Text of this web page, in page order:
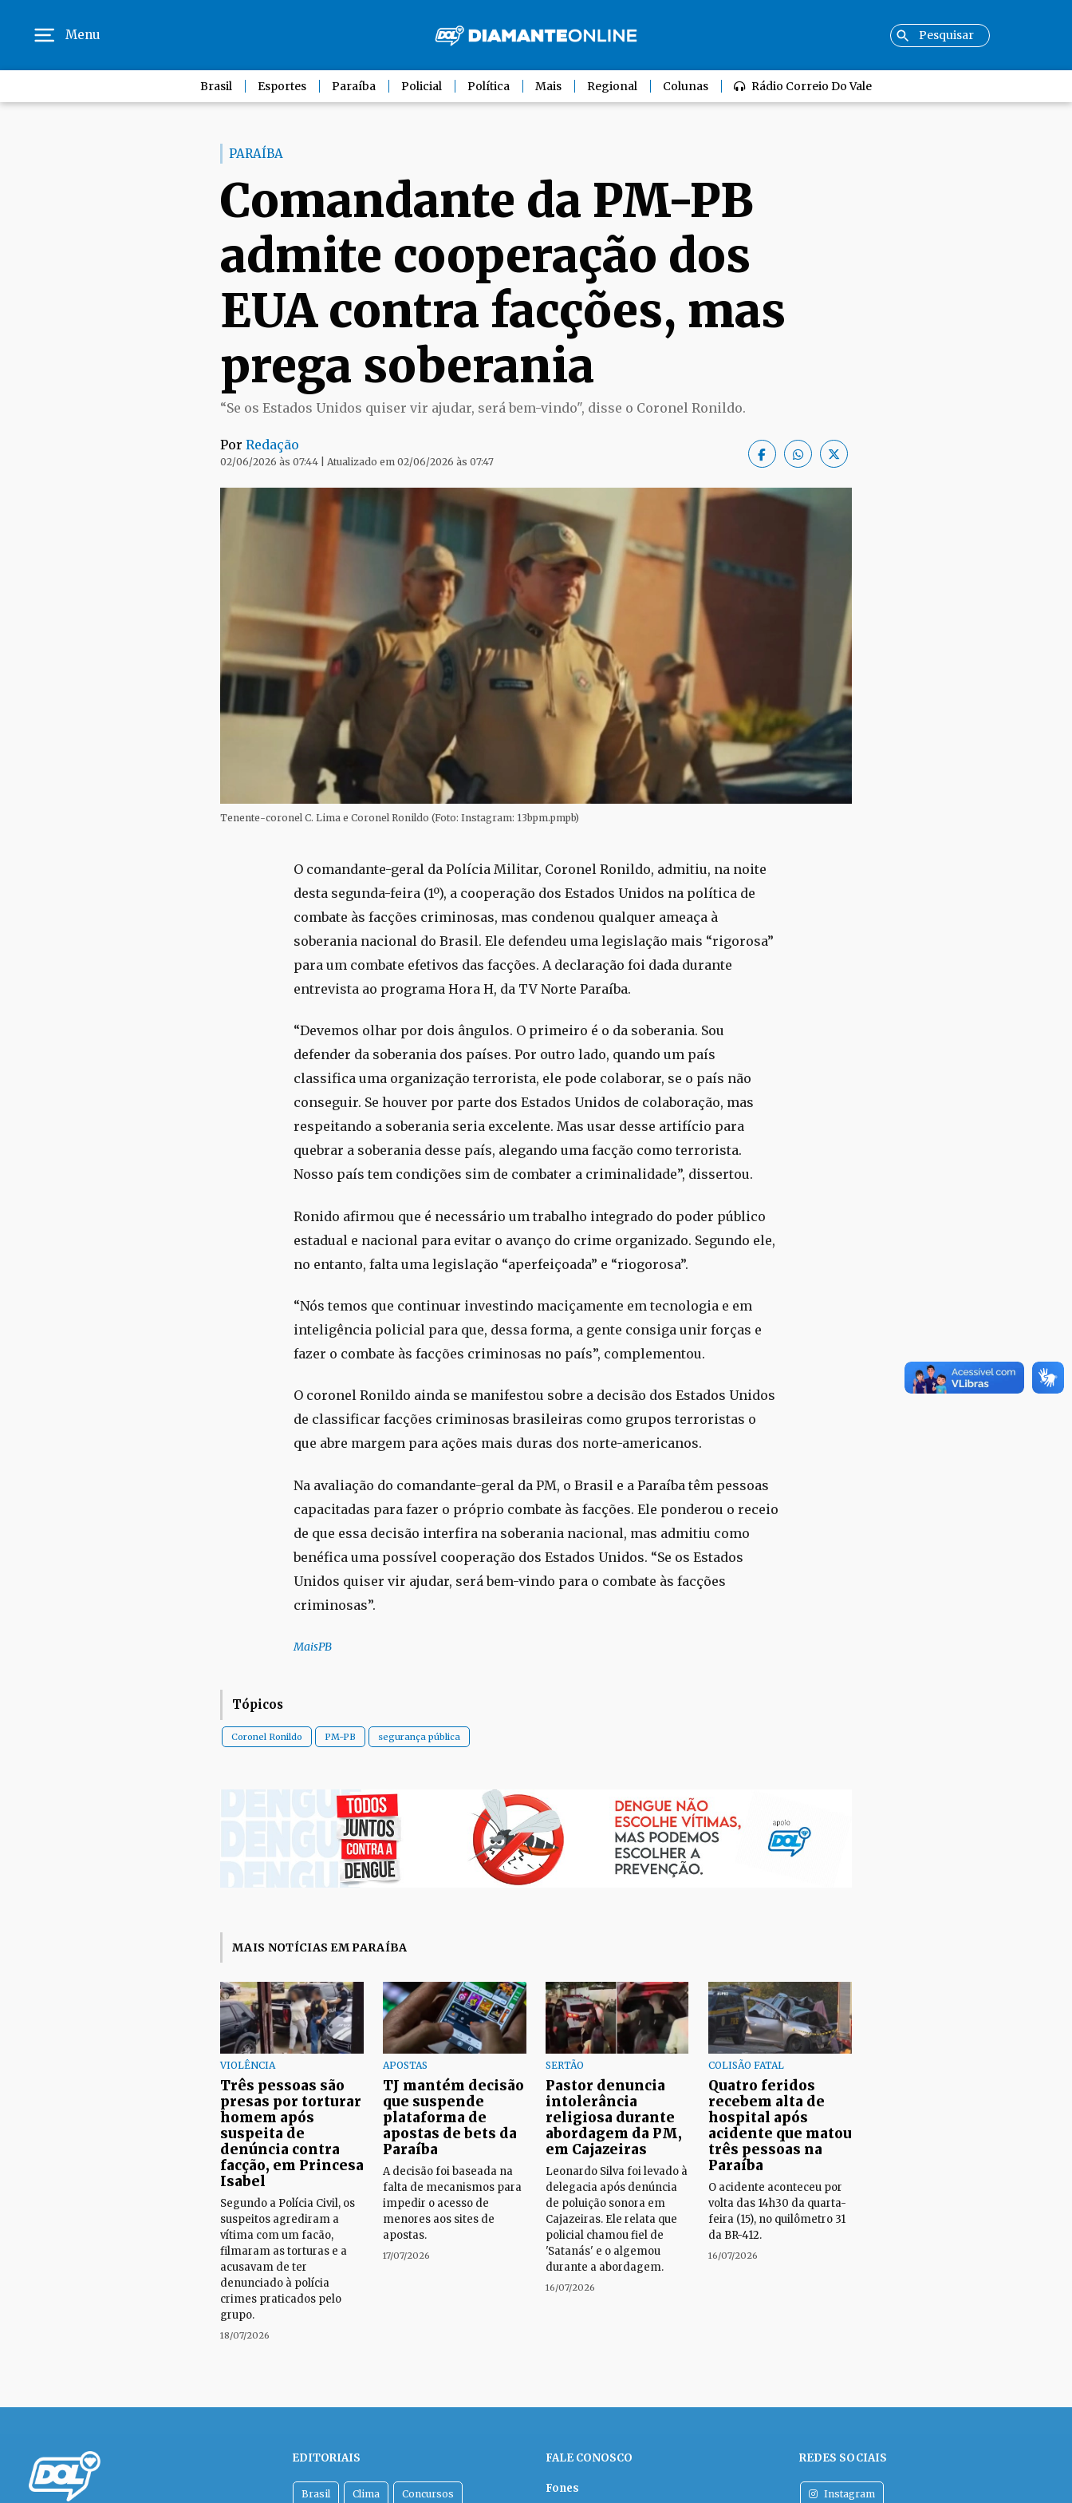
Menu
Brasil Esportes Paraíba Policial Política Mais Regional Colunas Rádio Correio Do Vale
PARAÍBA
Comandante da PM-PB
admite cooperação dos
EUA contra facções, mas
prega soberania
“Se os Estados Unidos quiser vir ajudar, será bem-vindo", disse o Coronel Ronildo.
Por Redação
02/06/2026 às 07:44 | Atualizado em 02/06/2026 às 07:47
Tenente-coronel C. Lima e Coronel Ronildo (Foto: Instagram: 13bpm.pmpb)
O comandante-geral da Polícia Militar, Coronel Ronildo, admitiu, na noite
desta segunda-feira (1º), a cooperação dos Estados Unidos na política de
combate às facções criminosas, mas condenou qualquer ameaça à
soberania nacional do Brasil. Ele defendeu uma legislação mais “rigorosa”
para um combate efetivos das facções. A declaração foi dada durante
entrevista ao programa Hora H, da TV Norte Paraíba.
“Devemos olhar por dois ângulos. O primeiro é o da soberania. Sou
defender da soberania dos países. Por outro lado, quando um país
classifica uma organização terrorista, ele pode colaborar, se o país não
conseguir. Se houver por parte dos Estados Unidos de colaboração, mas
respeitando a soberania seria excelente. Mas usar desse artifício para
quebrar a soberania desse país, alegando uma facção como terrorista.
Nosso país tem condições sim de combater a criminalidade”, dissertou.
Ronido afirmou que é necessário um trabalho integrado do poder público
estadual e nacional para evitar o avanço do crime organizado. Segundo ele,
no entanto, falta uma legislação “aperfeiçoada” e “riogorosa”.
“Nós temos que continuar investindo maciçamente em tecnologia e em
inteligência policial para que, dessa forma, a gente consiga unir forças e
fazer o combate às facções criminosas no país”, complementou.
O coronel Ronildo ainda se manifestou sobre a decisão dos Estados Unidos
de classificar facções criminosas brasileiras como grupos terroristas o
que abre margem para ações mais duras dos norte-americanos.
Na avaliação do comandante-geral da PM, o Brasil e a Paraíba têm pessoas
capacitadas para fazer o próprio combate às facções. Ele ponderou o receio
de que essa decisão interfira na soberania nacional, mas admitiu como
benéfica uma possível cooperação dos Estados Unidos. “Se os Estados
Unidos quiser vir ajudar, será bem-vindo para o combate às facções
criminosas”.
MaisPB
Tópicos
Coronel Ronildo PM-PB segurança pública
MAIS NOTÍCIAS EM PARAÍBA
VIOLÊNCIA
Três pessoas são
presas por torturar
homem após
suspeita de
denúncia contra
facção, em Princesa
Isabel
Segundo a Polícia Civil, os
suspeitos agrediram a
vítima com um facão,
filmaram as torturas e a
acusavam de ter
denunciado à polícia
crimes praticados pelo
grupo.
18/07/2026
APOSTAS
TJ mantém decisão
que suspende
plataforma de
apostas de bets da
Paraíba
A decisão foi baseada na
falta de mecanismos para
impedir o acesso de
menores aos sites de
apostas.
17/07/2026
SERTÃO
Pastor denuncia
intolerância
religiosa durante
abordagem da PM,
em Cajazeiras
Leonardo Silva foi levado à
delegacia após denúncia
de poluição sonora em
Cajazeiras. Ele relata que
policial chamou fiel de
'Satanás' e o algemou
durante a abordagem.
16/07/2026
COLISÃO FATAL
Quatro feridos
recebem alta de
hospital após
acidente que matou
três pessoas na
Paraíba
O acidente aconteceu por
volta das 14h30 da quarta-
feira (15), no quilômetro 31
da BR-412.
16/07/2026
EDITORIAIS
Brasil Clima Concursos
FALE CONOSCO
Fones
REDES SOCIAIS
Instagram